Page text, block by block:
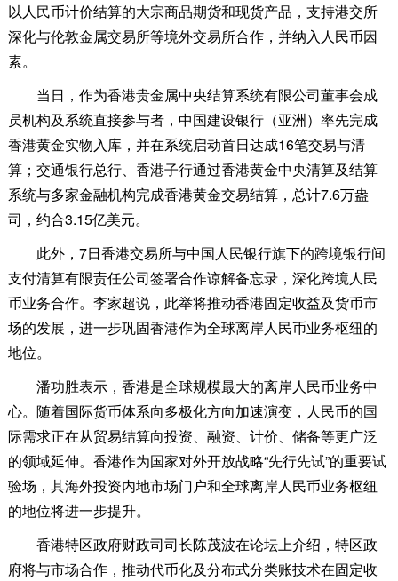
以人民币计价结算的大宗商品期货和现货产品，支持港交所
深化与伦敦金属交易所等境外交易所合作，并纳入人民币因
素。
当日，作为香港贵金属中央结算系统有限公司董事会成
员机构及系统直接参与者，中国建设银行（亚洲）率先完成
香港黄金实物入库，并在系统启动首日达成16笔交易与清
算；交通银行总行、香港子行通过香港黄金中央清算及结算
系统与多家金融机构完成香港黄金交易结算，总计7.6万盎
司，约合3.15亿美元。
此外，7日香港交易所与中国人民银行旗下的跨境银行间
支付清算有限责任公司签署合作谅解备忘录，深化跨境人民
币业务合作。李家超说，此举将推动香港固定收益及货币市
场的发展，进一步巩固香港作为全球离岸人民币业务枢纽的
地位。
潘功胜表示，香港是全球规模最大的离岸人民币业务中
心。随着国际货币体系向多极化方向加速演变，人民币的国
际需求正在从贸易结算向投资、融资、计价、储备等更广泛
的领域延伸。香港作为国家对外开放战略“先行先试”的重要试
验场，其海外投资内地市场门户和全球离岸人民币业务枢纽
的地位将进一步提升。
香港特区政府财政司司长陈茂波在论坛上介绍，特区政
府将与市场合作，推动代币化及分布式分类账技术在固定收